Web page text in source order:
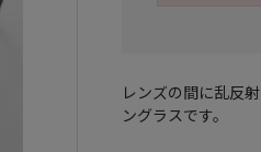
レンズの間に乱反
ングラスです。